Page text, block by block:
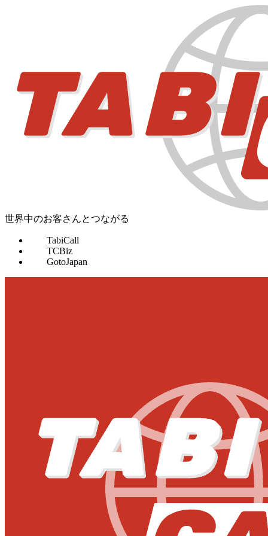
世界中のお客さんとつながる
TabiCall
TCBiz
GotoJapan